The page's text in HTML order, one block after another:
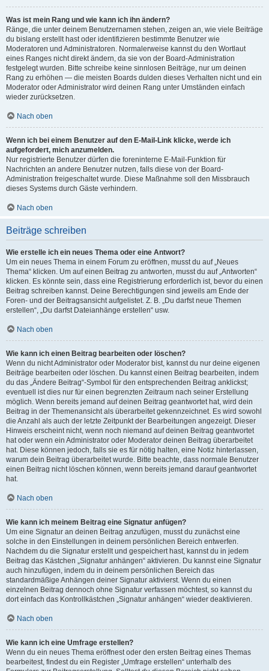
Was ist mein Rang und wie kann ich ihn ändern?
Ränge, die unter deinem Benutzernamen stehen, zeigen an, wie viele Beiträge
du bislang erstellt hast oder identifizieren bestimmte Benutzer wie
Moderatoren und Administratoren. Normalerweise kannst du den Wortlaut
eines Ranges nicht direkt ändern, da sie von der Board-Administration
festgelegt wurden. Bitte schreibe keine sinnlosen Beiträge, nur um deinen
Rang zu erhöhen — die meisten Boards dulden dieses Verhalten nicht und ein
Moderator oder Administrator wird deinen Rang unter Umständen einfach
wieder zurücksetzen.
Nach oben
Wenn ich bei einem Benutzer auf den E-Mail-Link klicke, werde ich
aufgefordert, mich anzumelden.
Nur registrierte Benutzer dürfen die foreninterne E-Mail-Funktion für
Nachrichten an andere Benutzer nutzen, falls diese von der Board-
Administration freigeschaltet wurde. Diese Maßnahme soll den Missbrauch
dieses Systems durch Gäste verhindern.
Nach oben
Beiträge schreiben
Wie erstelle ich ein neues Thema oder eine Antwort?
Um ein neues Thema in einem Forum zu eröffnen, musst du auf „Neues
Thema“ klicken. Um auf einen Beitrag zu antworten, musst du auf „Antworten“
klicken. Es könnte sein, dass eine Registrierung erforderlich ist, bevor du einen
Beitrag schreiben kannst. Deine Berechtigungen sind jeweils am Ende der
Foren- und der Beitragsansicht aufgelistet. Z. B. „Du darfst neue Themen
erstellen“, „Du darfst Dateianhänge erstellen“ usw.
Nach oben
Wie kann ich einen Beitrag bearbeiten oder löschen?
Wenn du nicht Administrator oder Moderator bist, kannst du nur deine eigenen
Beiträge bearbeiten oder löschen. Du kannst einen Beitrag bearbeiten, indem
du das „Ändere Beitrag“-Symbol für den entsprechenden Beitrag anklickst;
eventuell ist dies nur für einen begrenzten Zeitraum nach seiner Erstellung
möglich. Wenn bereits jemand auf deinen Beitrag geantwortet hat, wird dein
Beitrag in der Themenansicht als überarbeitet gekennzeichnet. Es wird sowohl
die Anzahl als auch der letzte Zeitpunkt der Bearbeitungen angezeigt. Dieser
Hinweis erscheint nicht, wenn noch niemand auf deinen Beitrag geantwortet
hat oder wenn ein Administrator oder Moderator deinen Beitrag überarbeitet
hat. Diese können jedoch, falls sie es für nötig halten, eine Notiz hinterlassen,
warum dein Beitrag überarbeitet wurde. Bitte beachte, dass normale Benutzer
einen Beitrag nicht löschen können, wenn bereits jemand darauf geantwortet
hat.
Nach oben
Wie kann ich meinem Beitrag eine Signatur anfügen?
Um eine Signatur an deinen Beitrag anzufügen, musst du zunächst eine
solche in den Einstellungen in deinem persönlichen Bereich entwerfen.
Nachdem du die Signatur erstellt und gespeichert hast, kannst du in jedem
Beitrag das Kästchen „Signatur anhängen“ aktivieren. Du kannst eine Signatur
auch hinzufügen, indem du in deinem persönlichen Bereich das
standardmäßige Anhängen deiner Signatur aktivierst. Wenn du einen
einzelnen Beitrag dennoch ohne Signatur verfassen möchtest, so kannst du
dort einfach das Kontrollkästchen „Signatur anhängen“ wieder deaktivieren.
Nach oben
Wie kann ich eine Umfrage erstellen?
Wenn du ein neues Thema eröffnest oder den ersten Beitrag eines Themas
bearbeitest, findest du ein Register „Umfrage erstellen“ unterhalb des